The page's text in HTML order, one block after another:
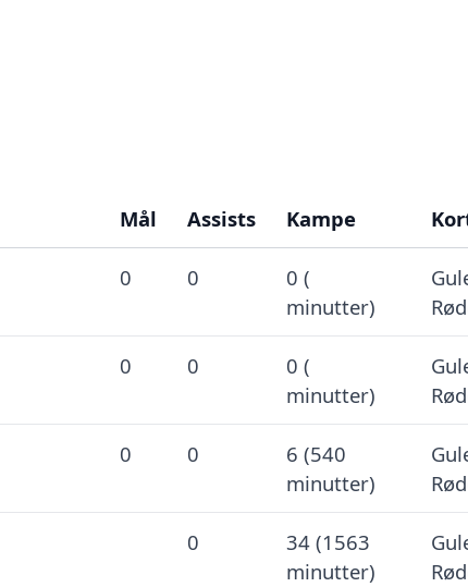
Mål Assists Kampe
0 0
0 (
minutter)
0 0
0 (
minutter)
0 0
6 (540
minutter)
0
34 (1563
minutter)